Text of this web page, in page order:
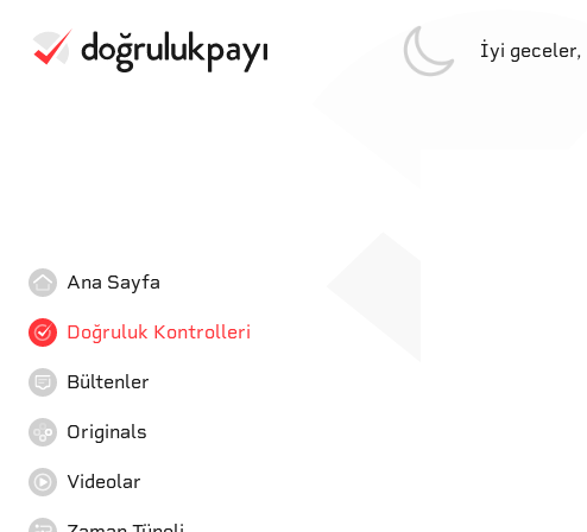
İyi geceler,
Ana Sayfa
Doğruluk Kontrolleri
Bültenler
Originals
Videolar